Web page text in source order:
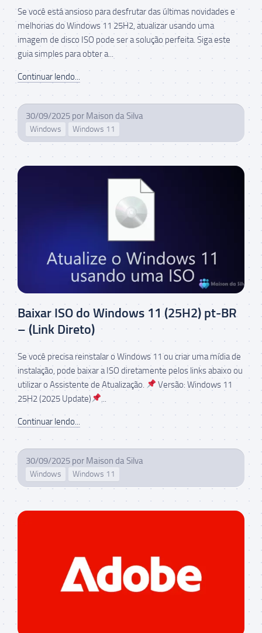
Se você está ansioso para desfrutar das últimas novidades e
melhorias do Windows 11 25H2, atualizar usando uma
imagem de disco ISO pode ser a solução perfeita. Siga este
guia simples para obter a...
Continuar lendo...
30/09/2025 por Maison da Silva
Windows Windows 11
Baixar ISO do Windows 11 (25H2) pt-BR
– (Link Direto)
Se você precisa reinstalar o Windows 11 ou criar uma mídia de
instalação, pode baixar a ISO diretamente pelos links abaixo ou
utilizar o Assistente de Atualização.
Versão: Windows 11
25H2 (2025 Update)
Continuar lendo...
30/09/2025 por Maison da Silva
Windows Windows 11